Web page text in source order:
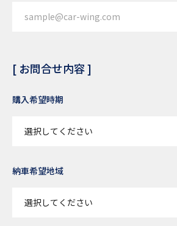
[ お問合せ内容 ]
購入希望時期
納車希望地域